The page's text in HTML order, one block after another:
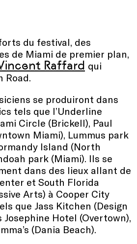
du festival, des
de Miami de premier plan,
Raffard qui
Road.
se produiront dans
tels que l’Underline
Circle (Brickell), Paul
Miami), Lummus park
Island (North
park (Miami). Ils se
dans des lieux allant de
et South Florida
Arts) à Cooper City
que Jass Kitchen (Design
Hotel (Overtown),
(Dania Beach).